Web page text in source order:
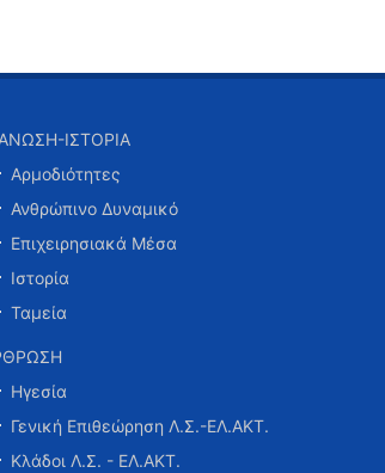
ΙΣΤΟΡΙΑ
Αρμοδιότητες
Ανθρώπινο Δυναμικό
Επιχειρησιακά Μέσα
Ιστορία
Ταμεία
Ηγεσία
Γενική Επιθεώρηση Λ.Σ.-ΕΛ.ΑΚΤ.
Κλάδοι Λ.Σ. - ΕΛ.ΑΚΤ.